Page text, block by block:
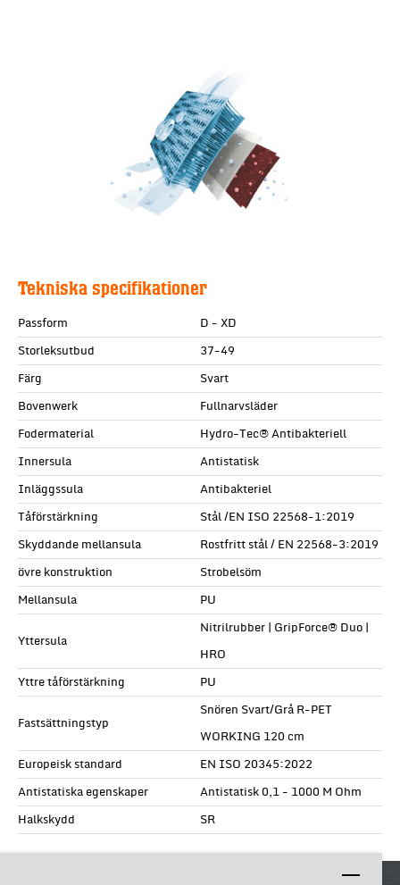
Tekniska specifikationer
Passform
D - XD
Storleksutbud
37-49
Färg
Svart
Bovenwerk
Fullnarvsläder
Fodermaterial
Hydro-Tec® Antibakteriell
Innersula
Antistatisk
Inläggssula
Antibakteriel
Tåförstärkning
Stål /EN ISO 22568-1:2019
Skyddande mellansula
Rostfritt stål / EN 22568-3:2019
övre konstruktion
Strobelsöm
Mellansula
PU
Yttersula
Nitrilrubber | GripForce® Duo |
HRO
Yttre tåförstärkning
PU
Fastsättningstyp
Snören Svart/Grå R-PET
WORKING 120 cm
Europeisk standard
EN ISO 20345:2022
Antistatiska egenskaper
Antistatisk 0,1 - 1000 M Ohm
Halkskydd
SR